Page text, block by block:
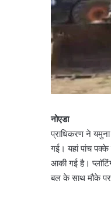
नोएडा
प्राधिकरण ने
गई। यहां पांच पक्के
आकी गई है।
बल के साथ मौके पर